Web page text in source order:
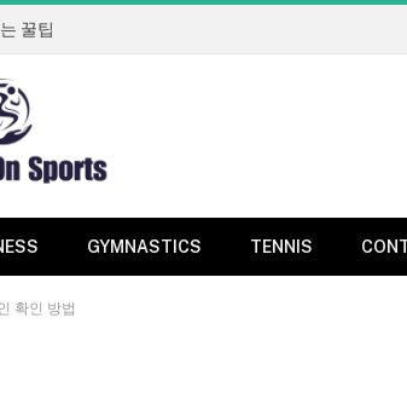
꿀팁
GYMNASTICS TENNIS
확인 방법